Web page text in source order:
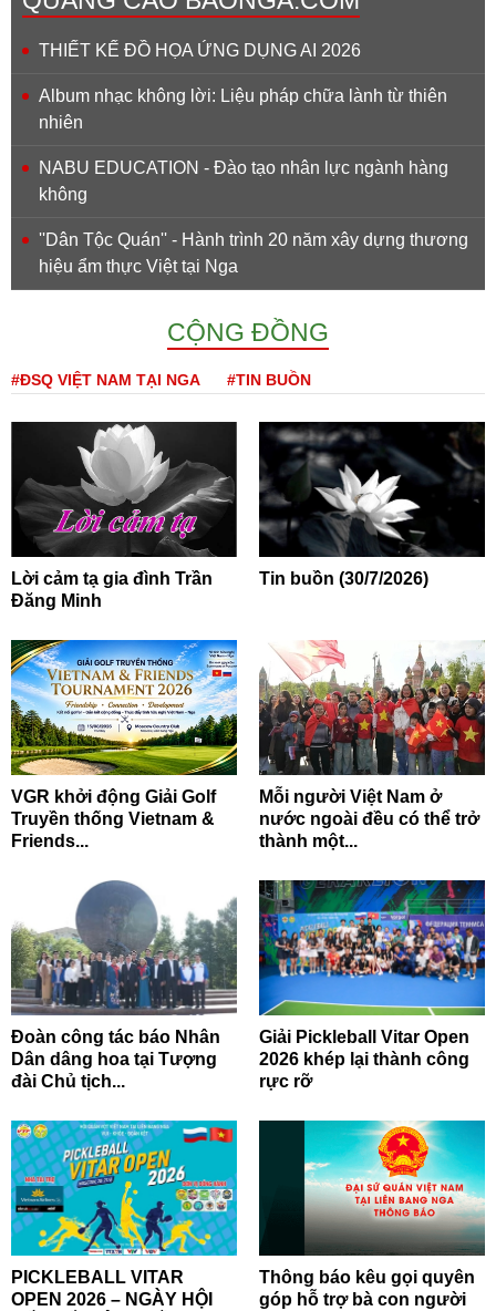
THIẾT KẾ ĐỒ HỌA ỨNG DỤNG AI 2026
Album nhạc không lời: Liệu pháp chữa lành từ thiên
nhiên
NABU EDUCATION - Đào tạo nhân lực ngành hàng
không
''Dân Tộc Quán'' - Hành trình 20 năm xây dựng thương
hiệu ẩm thực Việt tại Nga
CỘNG ĐỒNG
#ĐSQ VIỆT NAM TẠI NGA #TIN BUỒN
Lời cảm tạ gia đình Trần
Đăng Minh
Tin buồn (30/7/2026)
VGR khởi động Giải Golf
Truyền thống Vietnam &
Friends...
Mỗi người Việt Nam ở
nước ngoài đều có thể trở
thành một...
Đoàn công tác báo Nhân
Dân dâng hoa tại Tượng
đài Chủ tịch...
Giải Pickleball Vitar Open
2026 khép lại thành công
rực rỡ
PICKLEBALL VITAR
OPEN 2026 – NGÀY HỘI
Thông báo kêu gọi quyên
góp hỗ trợ bà con người